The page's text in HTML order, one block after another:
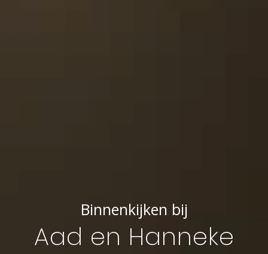
Binnenkijken bij
Aad en Hanneke